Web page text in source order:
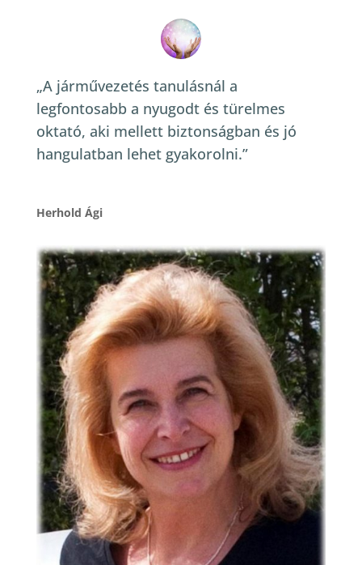
„A járművezetés tanulásnál a
legfontosabb a nyugodt és türelmes
oktató, aki mellett biztonságban és jó
hangulatban lehet gyakorolni.”
Herhold Ági